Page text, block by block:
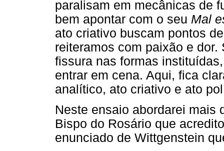
paralisam em mecânicas de
bem apontar com o seu Mal
ato criativo buscam pontos
reiteramos com paixão e
fissura nas formas
entrar em cena. Aqui, fica
analítico, ato criativo e ato
Neste ensaio abordarei mais
Bispo do Rosário que
enunciado de Wittgenstein